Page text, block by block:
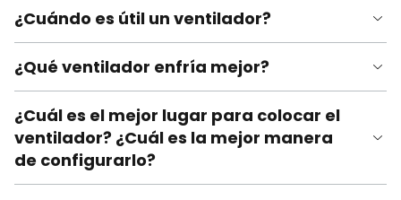
¿Cuándo es útil un ventilador?
¿Qué ventilador enfría mejor?
¿Cuál es el mejor lugar para colocar el
ventilador? ¿Cuál es la mejor manera
de configurarlo?